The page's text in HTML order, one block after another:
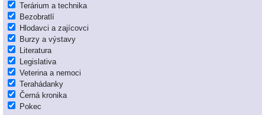
Terárium a technika
Bezobratlí
Hlodavci a zajícovci
Burzy a výstavy
Literatura
Legislativa
Veterina a nemoci
Terahádanky
Černá kronika
Pokec